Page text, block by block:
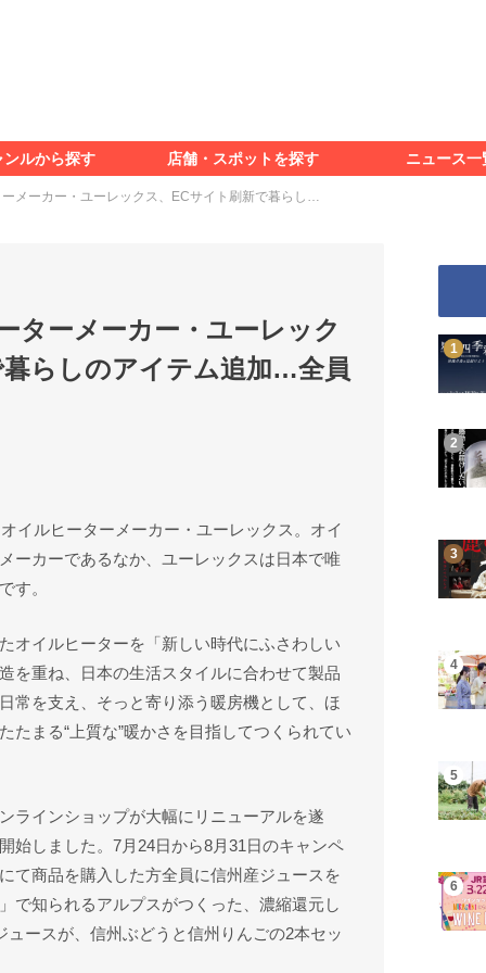
ンルから探す
る
＆レポート
店舗・スポットを探す ニュース一
メーカー・ユーレックス、ECサイト刷新で暮らし…
ターメーカー・ユーレック
らしのアイテム追加…全員
イルヒーターメーカー・ユーレックス。オイ
ーカーであるなか、ユーレックスは日本で唯
す。
オイルヒーターを「新しい時代にふさわしい
を重ね、日本の生活スタイルに合わせて製品
常を支え、そっと寄り添う暖房機として、ほ
たまる“上質な”暖かさを目指してつくられてい
ラインショップが大幅にリニューアルを遂
始しました。7月24日から8月31日のキャンペ
て商品を購入した方全員に信州産ジュースを
知られるアルプスがつくった、濃縮還元し
ースが、信州ぶどうと信州りんごの2本セッ